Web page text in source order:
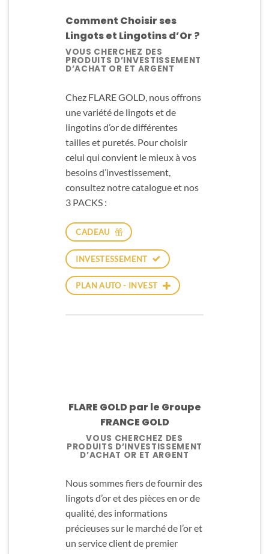
Comment Choisir ses
Lingots et Lingotins d’Or ?
VOUS CHERCHEZ DES
PRODUITS D’INVESTISSEMENT
D’ACHAT OR ET ARGENT
Chez FLARE GOLD, nous offrons
une variété de lingots et de
lingotins d’or de différentes
tailles et puretés. Pour choisir
celui qui convient le mieux à vos
besoins d’investissement,
consultez notre catalogue et nos
3 PACKS :
CADEAU
INVESTESSEMENT
PLAN AUTO - INVEST
FLARE GOLD par le Groupe
FRANCE GOLD
VOUS CHERCHEZ DES
PRODUITS D’INVESTISSEMENT
D’ACHAT OR ET ARGENT
Nous sommes fiers de fournir des
lingots d’or et des pièces en or de
qualité, des informations
précieuses sur le marché de l’or et
un service client de premier